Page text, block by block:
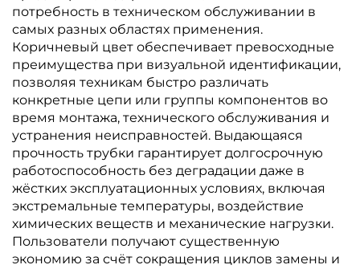
потребность в техническом обслуживании в
самых разных областях применения.
Коричневый цвет обеспечивает превосходные
преимущества при визуальной идентификации,
позволяя техникам быстро различать
конкретные цепи или группы компонентов во
время монтажа, технического обслуживания и
устранения неисправностей. Выдающаяся
прочность трубки гарантирует долгосрочную
работоспособность без деградации даже в
жёстких эксплуатационных условиях, включая
экстремальные температуры, воздействие
химических веществ и механические нагрузки.
Пользователи получают существенную
экономию за счёт сокращения циклов замены и